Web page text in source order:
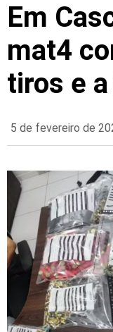
Em
mat4
tiros e
5 de fevereiro de